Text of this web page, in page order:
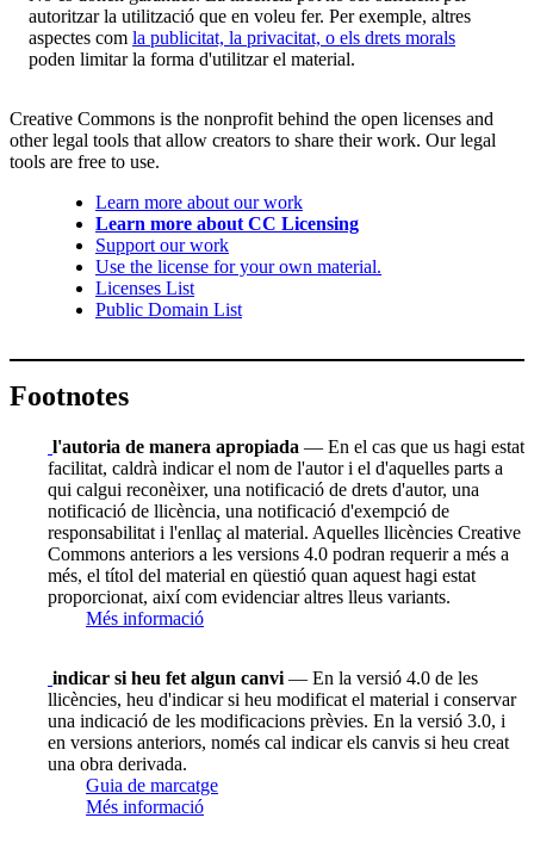
autoritzar la utilització que en voleu fer. Per exemple, altres
aspectes com la publicitat, la privacitat, o els drets morals
poden limitar la forma d'utilitzar el material.
Creative Commons is the nonprofit behind the open licenses and
other legal tools that allow creators to share their work. Our legal
tools are free to use.
Learn more about our work
Learn more about CC Licensing
Support our work
Use the license for your own material.
Licenses List
Public Domain List
Footnotes
l'autoria de manera apropiada — En el cas que us hagi estat
facilitat, caldrà indicar el nom de l'autor i el d'aquelles parts a
qui calgui reconèixer, una notificació de drets d'autor, una
notificació de llicència, una notificació d'exempció de
responsabilitat i l'enllaç al material. Aquelles llicències Creative
Commons anteriors a les versions 4.0 podran requerir a més a
més, el títol del material en qüestió quan aquest hagi estat
proporcionat, així com evidenciar altres lleus variants.
Més informació
indicar si heu fet algun canvi — En la versió 4.0 de les
llicències, heu d'indicar si heu modificat el material i conservar
una indicació de les modificacions prèvies. En la versió 3.0, i
en versions anteriors, només cal indicar els canvis si heu creat
una obra derivada.
Guia de marcatge
Més informació